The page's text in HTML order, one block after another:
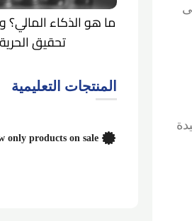
ما هو الذكاء
تحقيق
المنتجات التعليمية
only products on sale